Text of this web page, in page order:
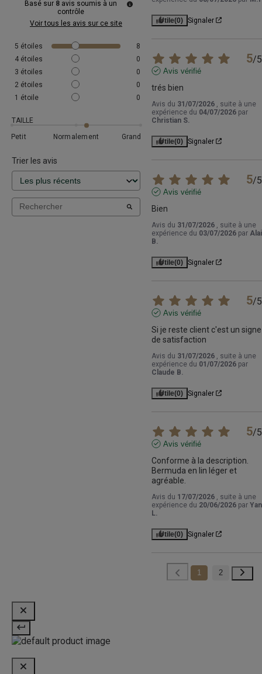
Basé sur 8 avis soumis à un
contrôle
Voir tous les avis sur ce site
5 étoiles
8
4 étoiles
0
3 étoiles
0
2 étoiles
0
1 étoile 0
TAILLE
Petit
Normalement Grand
Trier les avis
Utile(0) Signaler
5/5
Avis vérifié
trés bien
Avis du 31/07/2026 , suite à une
expérience du 04/07/2026 par
Christian S.
Utile(0) Signaler
5/5
Avis vérifié
Bien
Avis du 31/07/2026 , suite à une
expérience du 03/07/2026 par
B.
Utile(0) Signaler
5/5
Avis vérifié
Si je reste client c'est un signe
de satisfaction
Avis du 31/07/2026 , suite à une
expérience du 01/07/2026 par
Claude B.
Utile(0) Signaler
5/5
Avis vérifié
Conforme à la description.
Bermuda en lin léger et
agréable.
Avis du 17/07/2026 , suite à une
expérience du 20/06/2026 par
L.
Utile(0) Signaler
1 2